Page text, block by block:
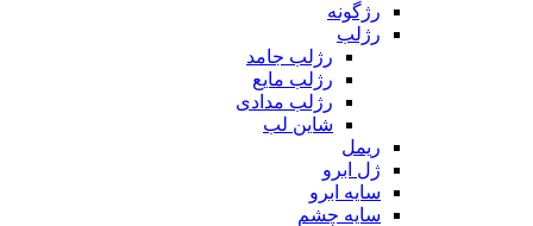
رژگونه
رژلب
رژلب جامد
رژلب مایع
رژلب مدادی
شاین لب
ریمل
ژل ابرو
سایه ابرو
سایه چشم